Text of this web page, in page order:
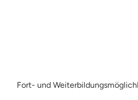
Fort- und